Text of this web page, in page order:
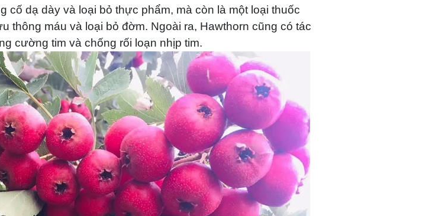
cố dạ dày và loại bỏ thực phẩm, mà còn là một loại thuốc
thông máu và loại bỏ đờm. Ngoài ra, Hawthorn cũng có tác
cường tim và chống rối loạn nhịp tim.